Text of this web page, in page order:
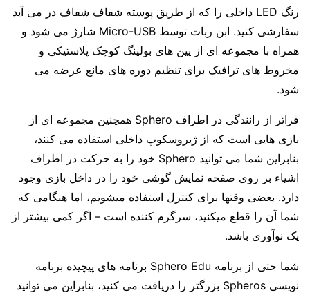
رنگ LED داخلی را که از طریق پوسته شفاف شفاف در می آید
سفارشی کنید. ابن ربات توسط Micro-USB شارژ می شود و
همراه با مجموعه ای از پین های بولینگ کوچک پلاستیکی و
مخروط های ترافیک برای تنظیم دوره های مانع عرضه می
شود.
فراتر از رانندگی در اطراف Sphero همچنین مجموعه ای از
بازی هایی است که از ژیروسکوپ داخلی استفاده می کنند،
بنابراین شما می توانید Sphero خود را به حرکت در اطراف
اشیاء بر روی صفحه نمایش گوشی خود را در داخل بازی وجود
دارد. بعضی وقتها برای کنترل استفاده میشویم، اما هنگامی که
شما آن را قطع میکنید، سرگرم کننده است – اگر کمی بیشتر از
یک نوآوری باشد.
شما حتی از برنامه Sphero Edu برنامه های پیچیده برنامه
نویسی Spheros بزرگتر را دریافت می کنید، بنابراین می توانید